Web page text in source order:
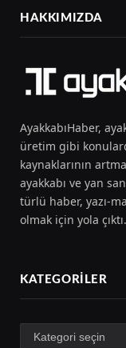
HAKKIMIZDA
AyakkabıHaber,
üretim gibi
kaynaklarının
ayakkabı ve yan
türlü haber, yazı-
olmak için yola çıktı.
KATEGORILER
Kategoriler